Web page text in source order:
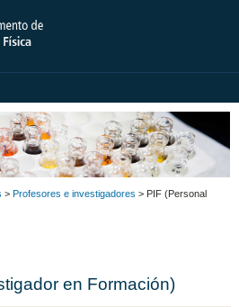
> Profesores e investigadores > PIF (Personal
en Formación)